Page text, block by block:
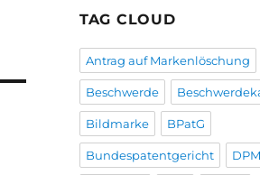
TAG CLOUD
Antrag auf Markenlöschung
Beschwerde
Bildmarke BPatG
Bundespatentgericht